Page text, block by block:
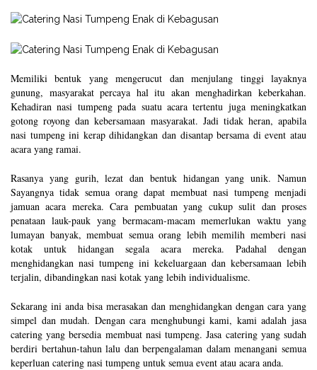
Memiliki bentuk yang mengerucut dan menjulang tinggi layaknya
gunung, masyarakat percaya hal itu akan menghadirkan keberkahan.
Kehadiran nasi tumpeng pada suatu acara tertentu juga meningkatkan
gotong royong dan kebersamaan masyarakat. Jadi tidak heran, apabila
nasi tumpeng ini kerap dihidangkan dan disantap bersama di event atau
acara yang ramai.
Rasanya yang gurih, lezat dan bentuk hidangan yang unik. Namun
Sayangnya tidak semua orang dapat membuat nasi tumpeng menjadi
jamuan acara mereka. Cara pembuatan yang cukup sulit dan proses
penataan lauk-pauk yang bermacam-macam memerlukan waktu yang
lumayan banyak, membuat semua orang lebih memilih memberi nasi
kotak untuk hidangan segala acara mereka. Padahal dengan
menghidangkan nasi tumpeng ini kekeluargaan dan kebersamaan lebih
terjalin, dibandingkan nasi kotak yang lebih individualisme.
Sekarang ini anda bisa merasakan dan menghidangkan dengan cara yang
simpel dan mudah. Dengan cara menghubungi kami, kami adalah jasa
catering yang bersedia membuat nasi tumpeng. Jasa catering yang sudah
berdiri bertahun-tahun lalu dan berpengalaman dalam menangani semua
keperluan catering nasi tumpeng untuk semua event atau acara anda.